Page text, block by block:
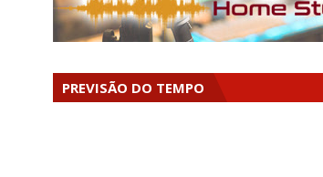
PREVISÃO DO TEMPO